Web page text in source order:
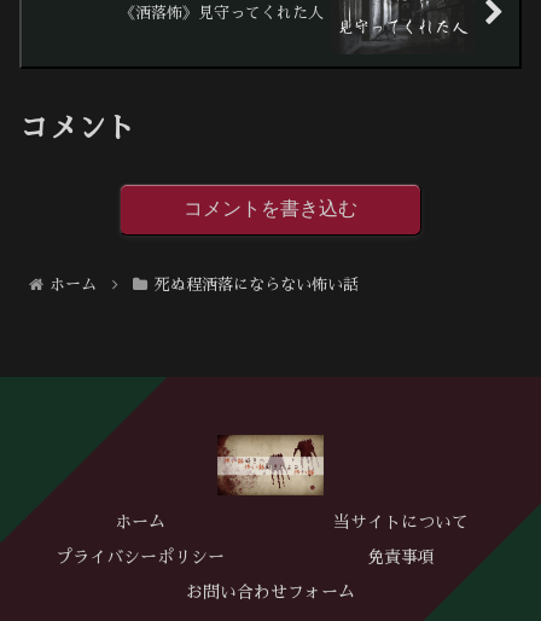
《洒落怖》見守ってくれた人
コメント
コメントを書き込む
ホーム 死ぬ程洒落にならない怖い話
ホーム 当サイトについて
プライバシーポリシー 免責事項
お問い合わせフォーム